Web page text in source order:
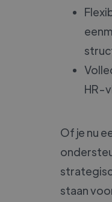
HR-
Of je nu
staan